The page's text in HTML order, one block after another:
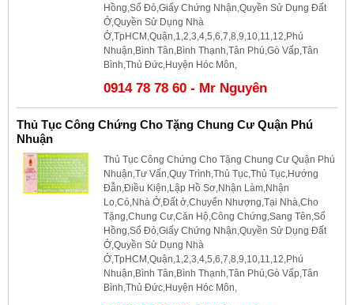
Hồng,Sổ Đỏ,Giấy Chứng Nhận,Quyền Sử Dụng Đất
Ở,Quyền Sử Dụng Nhà
Ở,TpHCM,Quận,1,2,3,4,5,6,7,8,9,10,11,12,Phú
Nhuận,Bình Tân,Bình Thạnh,Tân Phú,Gò Vấp,Tân
Bình,Thủ Đức,Huyện Hóc Môn,
0914 78 78 60 - Mr Nguyên
Thủ Tục Công Chứng Cho Tặng Chung Cư Quận Phú
Nhuận
Thủ Tục Công Chứng Cho Tặng Chung Cư Quận Phú
Nhuận,Tư Vấn,Quy Trình,Thủ Tục,Thủ Tục,Hướng
Đẫn,Điều Kiện,Lập Hồ Sơ,Nhận Làm,Nhận
Lo,Có,Nhà Ở,Đất ở,Chuyển Nhượng,Tại Nhà,Cho
Tặng,Chung Cư,Căn Hộ,Công Chứng,Sang Tên,Sổ
Hồng,Sổ Đỏ,Giấy Chứng Nhận,Quyền Sử Dụng Đất
Ở,Quyền Sử Dụng Nhà
Ở,TpHCM,Quận,1,2,3,4,5,6,7,8,9,10,11,12,Phú
Nhuận,Bình Tân,Bình Thạnh,Tân Phú,Gò Vấp,Tân
Bình,Thủ Đức,Huyện Hóc Môn,